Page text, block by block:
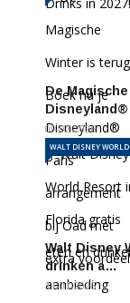
De
09-02-2026
Walt Disney
drinken a…
WALT DISNEY WORLD
11-01-2026